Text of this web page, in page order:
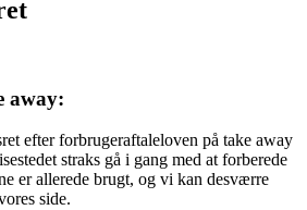
away:
efter forbrugeraftaleloven på take away
straks gå i gang med at forberede
er allerede brugt, og vi kan desværre
side.